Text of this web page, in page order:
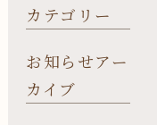
カテゴリー
お知らせアー
カイブ